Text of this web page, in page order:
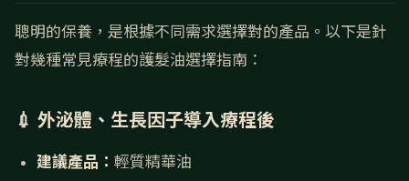
聰明的保養，是根據不同需求選擇對的產品。以下是針
對幾種常見療程的護髮油選擇指南：
💉 外泌體、生長因子導入療程後
建議產品： 輕質精華油